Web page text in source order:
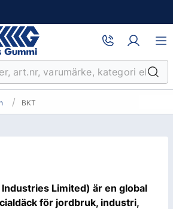
BKT
Limited) är en global
för jordbruk, industri,